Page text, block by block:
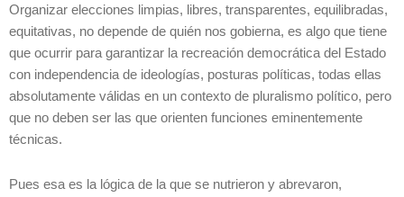
Organizar elecciones limpias, libres, transparentes, equilibradas,
equitativas, no depende de quién nos gobierna, es algo que tiene
que ocurrir para garantizar la recreación democrática del Estado
con independencia de ideologías, posturas políticas, todas ellas
absolutamente válidas en un contexto de pluralismo político, pero
que no deben ser las que orienten funciones eminentemente
técnicas.
Pues esa es la lógica de la que se nutrieron y abrevaron,